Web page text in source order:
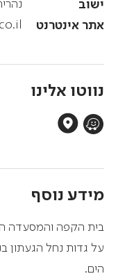
ישוב
אתר אינטרנט
נווטו אלינו
מידע נוסף
בית הקפה והמסעדה
על גדות נחל הגעתון
הים.